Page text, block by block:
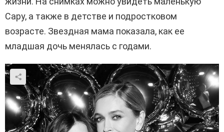
Сару, а также в детстве и подростковом
возрасте. Звездная мама показала, как ее
младшая дочь менялась с годами.